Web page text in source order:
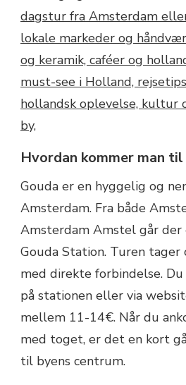
Hvordan kommer man til
Gouda er en hyggelig og
Amsterdam. Fra både
Amsterdam Amstel går
Gouda Station. Turen
med direkte forbindelse.
på stationen eller via
mellem 11-14€. Når du
med toget, er det en kort
til byens centrum.